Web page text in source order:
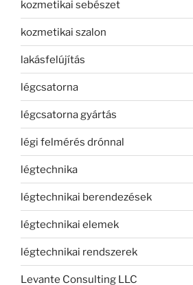
kozmetikai sebészet
kozmetikai szalon
lakásfelújítás
légcsatorna
légcsatorna gyártás
légi felmérés drónnal
légtechnika
légtechnikai berendezések
légtechnikai elemek
légtechnikai rendszerek
Levante Consulting LLC